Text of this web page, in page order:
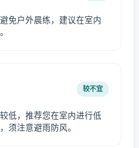
免户外晨练，建议在室内
较不宜
低，推荐您在室内进行低
须注意避雨防风。